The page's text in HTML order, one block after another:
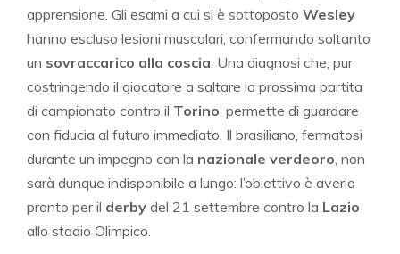
apprensione. Gli esami a cui si è sottoposto Wesley
hanno escluso lesioni muscolari, confermando soltanto
un sovraccarico alla coscia . Una diagnosi che, pur
costringendo il giocatore a saltare la prossima partita
di campionato contro il Torino , permette di guardare
con fiducia al futuro immediato. Il brasiliano, fermatosi
durante un impegno con la nazionale verdeoro , non
sarà dunque indisponibile a lungo: l’obiettivo è averlo
pronto per il derby del 21 settembre contro la Lazio
allo stadio Olimpico.